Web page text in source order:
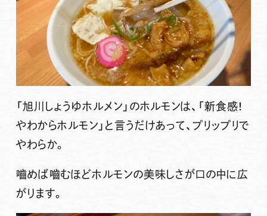
「旭川しょうゆホルメン」 のホルモンは、「新食感！
やわからホルモン」と言うだけあって、プリップリで
やわらか。
嚙めば嚙むほどホルモンの美味しさが口の中に広
がります。